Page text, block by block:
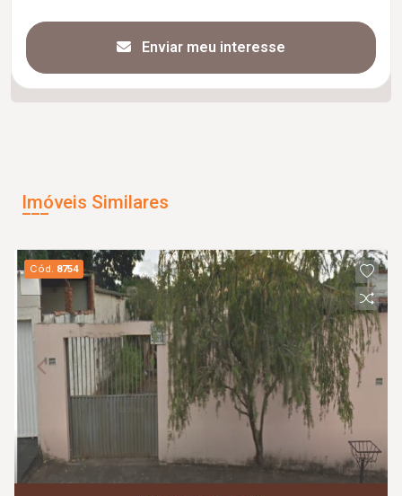
Enviar meu interesse
Imóveis Similares
Cód. 8754